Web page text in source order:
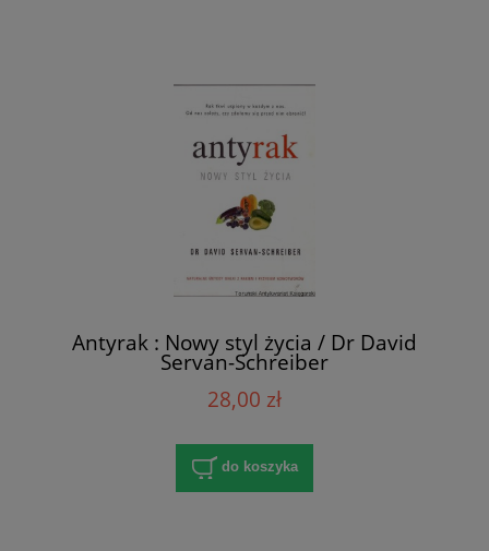
Antyrak : Nowy styl życia / Dr David
Servan-Schreiber
28,00 zł
do koszyka